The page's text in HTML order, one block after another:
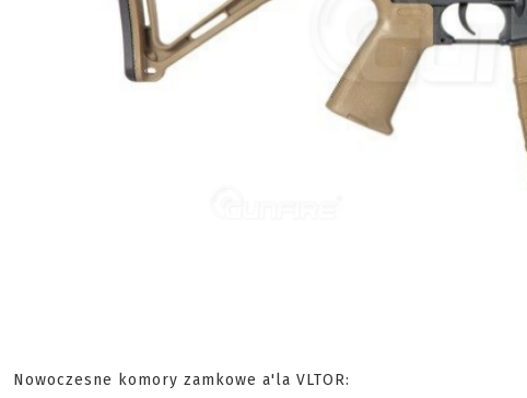
Nowoczesne komory zamkowe a'la VLTOR: